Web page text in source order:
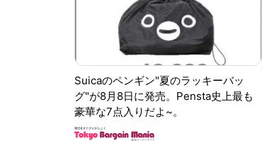
Suicaのペンギン"夏のラッキーバッ
グ"が8月8日に発売。Pensta史上最も
豪華な7点入りだよ~。